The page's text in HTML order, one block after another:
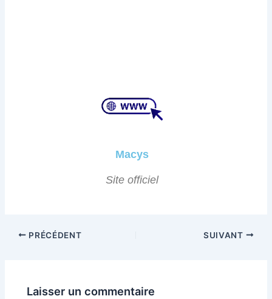
Macys
Site officiel
PRÉCÉDENT SUIVANT
Laisser un commentaire